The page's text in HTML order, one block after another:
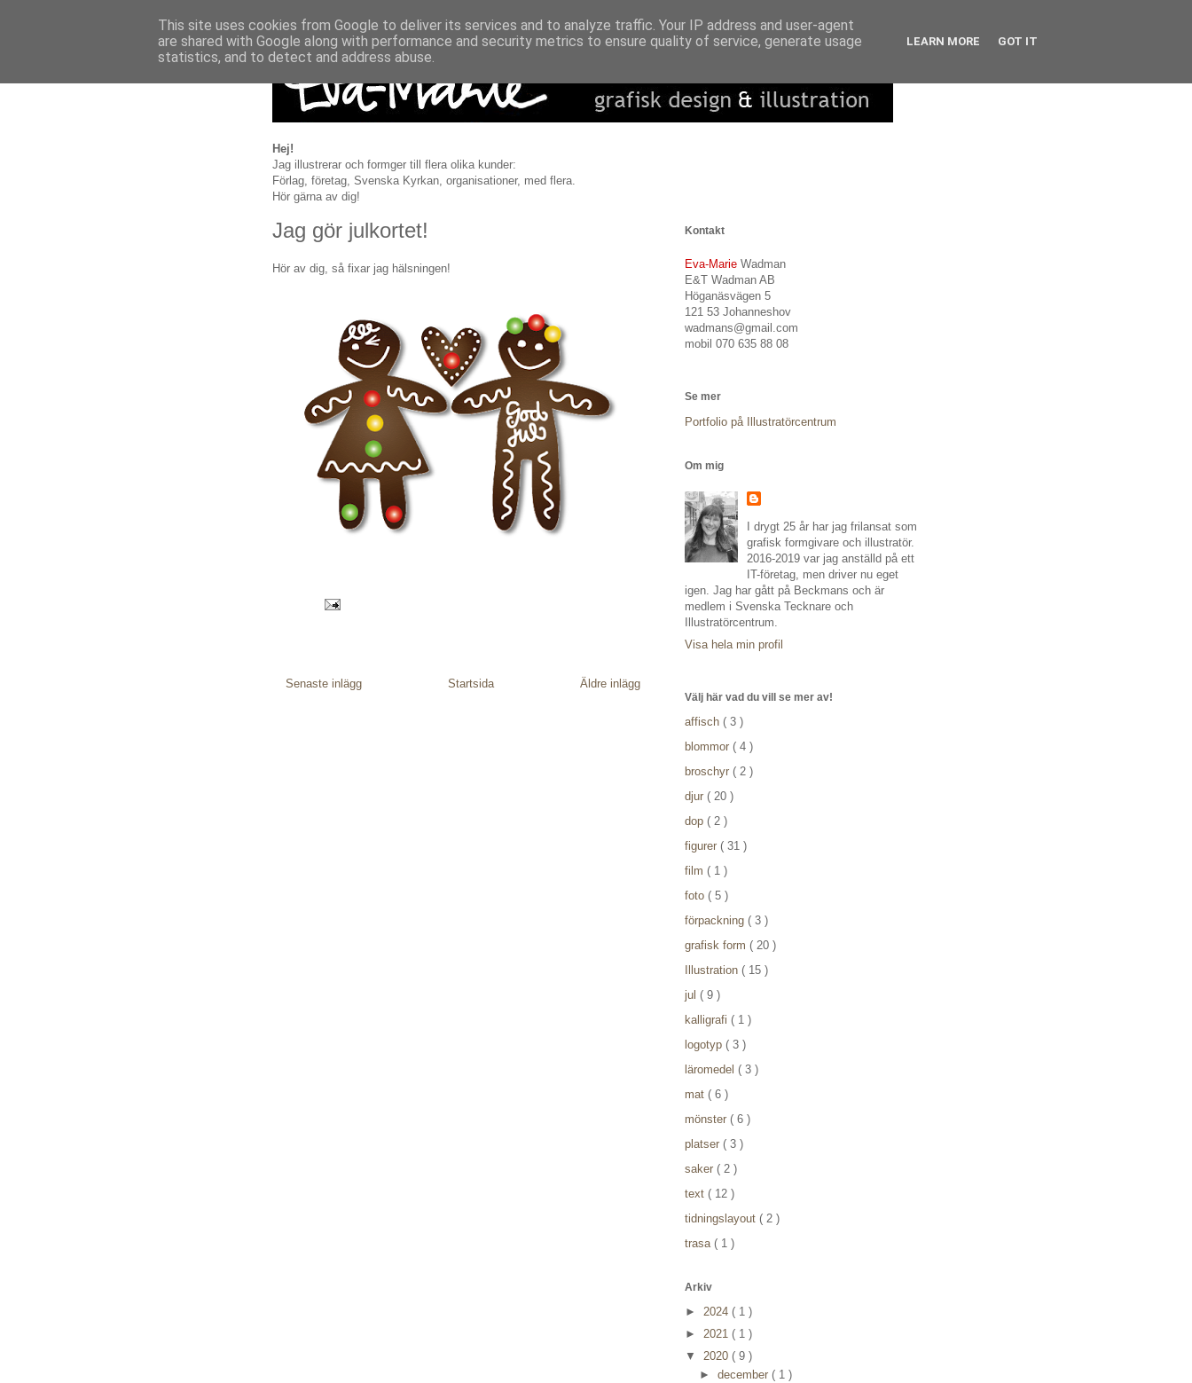
Hej!
Jag illustrerar och formger till flera olika kunder:
Förlag, företag, Svenska Kyrkan, organisationer, med flera.
Hör gärna av dig!
Jag gör julkortet!
Hör av dig, så fixar jag hälsningen!
Senaste inlägg Äldre inlägg
Startsida
Kontakt
Eva-Marie Wadman
E&T Wadman AB
Höganäsvägen 5
121 53 Johanneshov
wadmans@gmail.com
mobil 070 635 88 08
Se mer
Portfolio på Illustratörcentrum
Om mig
I drygt 25 år har jag frilansat som
grafisk formgivare och illustratör.
2016-2019 var jag anställd på ett
IT-företag, men driver nu eget
igen. Jag har gått på Beckmans och är
medlem i Svenska Tecknare och
Illustratörcentrum.
Visa hela min profil
Välj här vad du vill se mer av!
affisch ( 3 )
blommor ( 4 )
broschyr ( 2 )
djur ( 20 )
dop ( 2 )
figurer ( 31 )
film ( 1 )
foto ( 5 )
förpackning ( 3 )
grafisk form ( 20 )
Illustration ( 15 )
jul ( 9 )
kalligrafi ( 1 )
logotyp ( 3 )
läromedel ( 3 )
mat ( 6 )
mönster ( 6 )
platser ( 3 )
saker ( 2 )
text ( 12 )
tidningslayout ( 2 )
trasa ( 1 )
Arkiv
► 2024 ( 1 )
► 2021 ( 1 )
▼ 2020 ( 9 )
► december ( 1 )
This site uses cookies from Google to deliver its services and to analyze traffic. Your IP address and user-agent
are shared with Google along with performance and security metrics to ensure quality of service, generate usage
statistics, and to detect and address abuse.
LEARN MORE GOT IT